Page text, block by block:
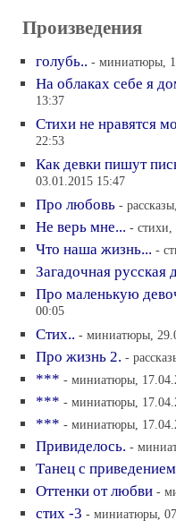
Произведения
голубь.. - миниатюры,
На облаках себе я
13:37
Стихи не нравятся
22:53
Как девки пишут
03.01.2015 15:47
Про любовь -
Не верь мне... - стихи,
Что наша жизнь... -
Загадочная русская
Про маленькую
00:05
Стих.. - миниатюры,
Про жизнь 2. -
*** - миниатюры,
*** - миниатюры,
*** - миниатюры,
Привиделось. -
Танец с приведением
Оттенки от любви -
стих -3 - миниатюры,